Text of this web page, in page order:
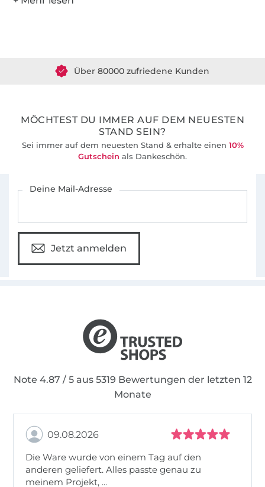
MÖCHTEST DU IMMER AUF DEM NEUESTEN
STAND SEIN?
Sei immer auf dem neuesten Stand & erhalte einen 10%
Gutschein als Dankeschön.
Deine Mail-Adresse
Jetzt anmelden
Note 4.87 / 5 aus 5319 Bewertungen der letzten 12
Monate
09.08.2026
Die Ware wurde von einem Tag auf den
anderen geliefert. Alles passte genau zu
meinem Projekt, ...